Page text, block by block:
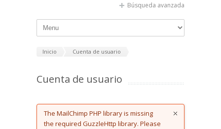
Búsqueda avanzada
Inicio Cuenta de usuario
Cuenta de usuario
Error message
The MailChimp PHP library is missing
the required GuzzleHttp library. Please